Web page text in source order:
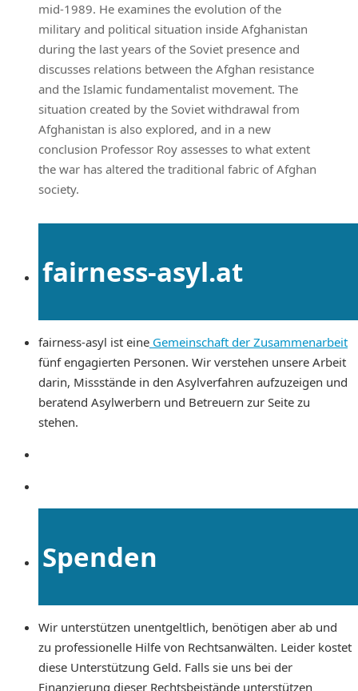
mid-1989. He examines the evolution of the
military and political situation inside Afghanistan
during the last years of the Soviet presence and
discusses relations between the Afghan resistance
and the Islamic fundamentalist movement. The
situation created by the Soviet withdrawal from
Afghanistan is also explored, and in a new
conclusion Professor Roy assesses to what extent
the war has altered the traditional fabric of Afghan
society.
fairness-asyl.at
fairness-asyl ist eine Gemeinschaft der Zusammenarbeit
fünf engagierten Personen. Wir verstehen unsere Arbeit
darin, Missstände in den Asylverfahren aufzuzeigen und
beratend Asylwerbern und Betreuern zur Seite zu
stehen.
Spenden
Wir unterstützen unentgeltlich, benötigen aber ab und
zu professionelle Hilfe von Rechtsanwälten. Leider kostet
diese Unterstützung Geld. Falls sie uns bei der
Finanzierung dieser Rechtsbeistände unterstützen